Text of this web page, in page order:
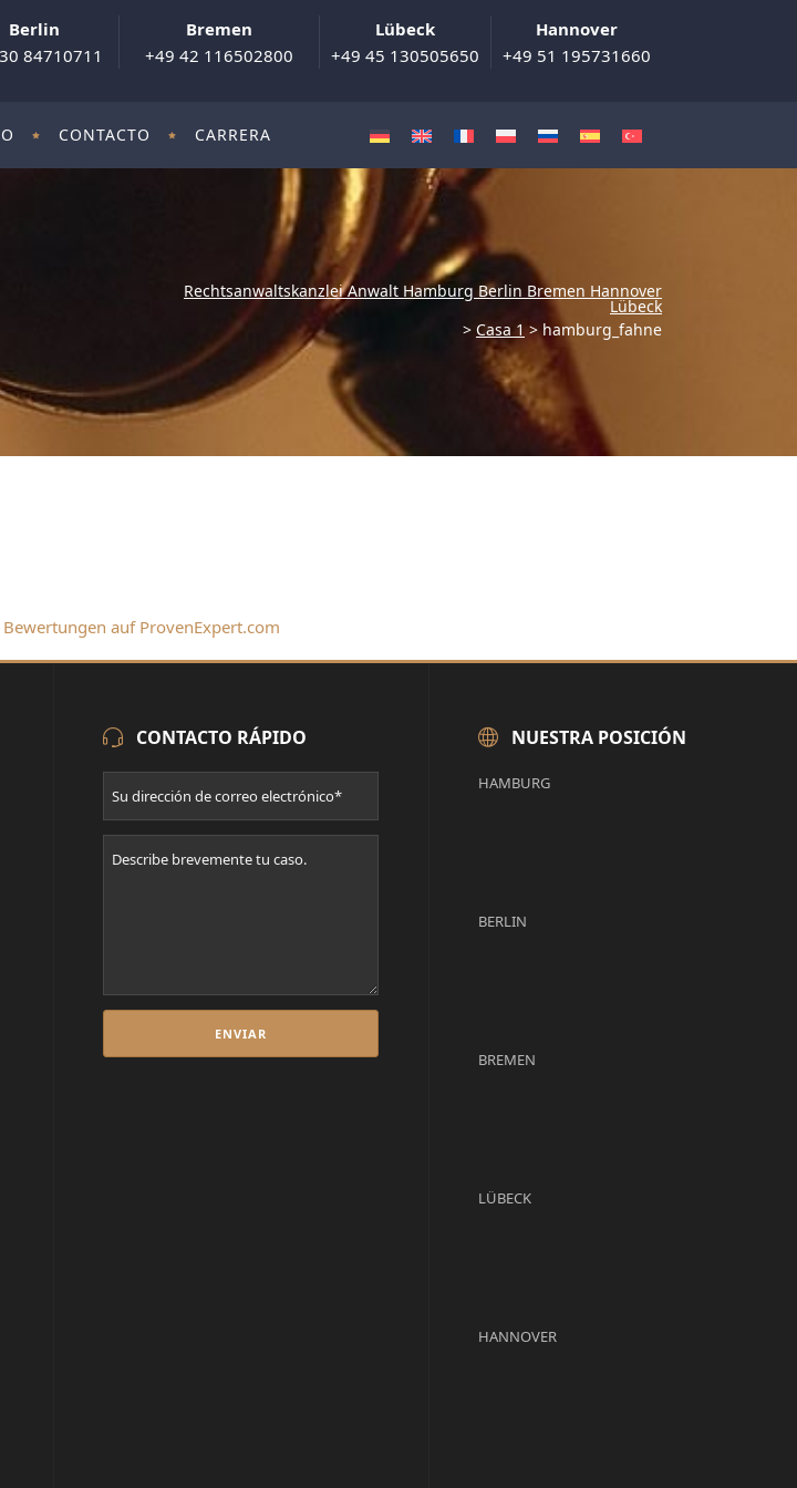
Berlin
84710711
Bremen
+49 42 116502800
Lübeck
+49 45 130505650
Hannover
+49 51 195731660
CONTACTO CARRERA
Rechtsanwaltskanzlei Anwalt Hamburg Berlin Bremen Hannover
Lübeck
> Casa 1>hamburg_fahne
auf ProvenExpert.com
CONTACTO RÁPIDO NUESTRA POSICIÓN
HAMBURG
BERLIN
BREMEN
LÜBECK
HANNOVER